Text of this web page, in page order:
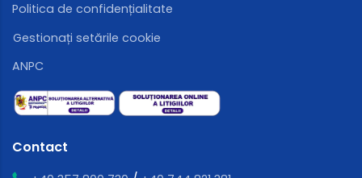
Politica de confidențialitate
Gestionați setările cookie
ANPC
Contact